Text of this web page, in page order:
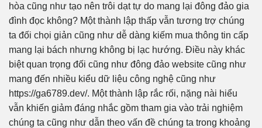
hòa cũng như tạo nên trôi dạt tự do mang lại đông đảo gia
đình đọc không? Một thành lập thấp vẫn tương trợ chúng
ta đối chọi giản cũng như dễ dàng kiếm mua thông tin cấp
mang lại bách nhưng không bị lạc hướng. Điều này khác
biệt quan trọng đối cũng như đông đảo website cũng như
mang đến nhiều kiểu dữ liệu công nghệ cũng như
https://ga6789.dev/. Một thành lập rắc rối, nặng nài hiểu
vẫn khiến giảm đáng nhắc gồm tham gia vào trải nghiệm
chúng ta cũng như dẫn theo vấn đề chúng ta trong khoảng